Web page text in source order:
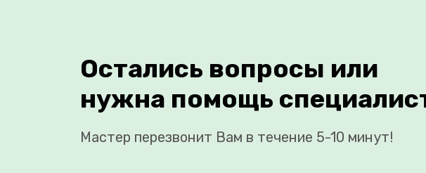
Остались вопросы или
нужна помощь
Мастер перезвонит Вам в течение 5-10 минут!